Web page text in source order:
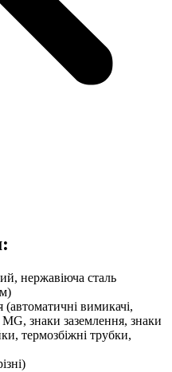
нержавіюча сталь
(автоматичні вимикачі,
знаки заземлення, знаки
термозбіжні трубки,